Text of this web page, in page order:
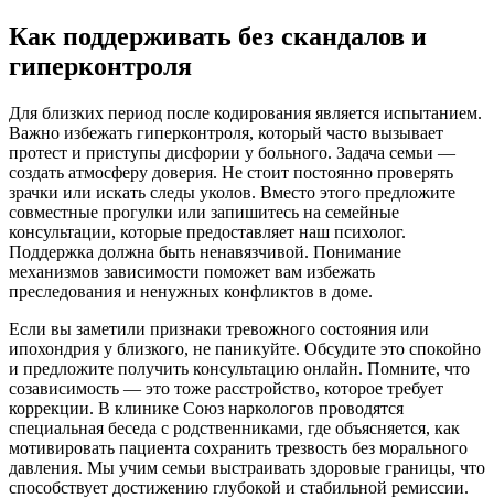
Как поддерживать без скандалов и
гиперконтроля
Для близких период после кодирования является испытанием.
Важно избежать гиперконтроля, который часто вызывает
протест и приступы дисфории у больного. Задача семьи —
создать атмосферу доверия. Не стоит постоянно проверять
зрачки или искать следы уколов. Вместо этого предложите
совместные прогулки или запишитесь на семейные
консультации, которые предоставляет наш психолог.
Поддержка должна быть ненавязчивой. Понимание
механизмов зависимости поможет вам избежать
преследования и ненужных конфликтов в доме.
Если вы заметили признаки тревожного состояния или
ипохондрия у близкого, не паникуйте. Обсудите это спокойно
и предложите получить консультацию онлайн. Помните, что
созависимость — это тоже расстройство, которое требует
коррекции. В клинике Союз наркологов проводятся
специальная беседа с родственниками, где объясняется, как
мотивировать пациента сохранить трезвость без морального
давления. Мы учим семьи выстраивать здоровые границы, что
способствует достижению глубокой и стабильной ремиссии.